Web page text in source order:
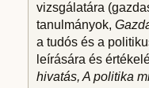
vizsgálatára
tanulmányok,
a tudós és a
leírására és
hivatás, A politika